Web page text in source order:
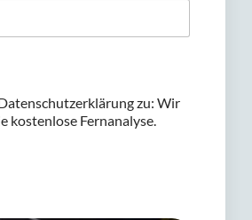
zu: Wir
kostenlose Fernanalyse.